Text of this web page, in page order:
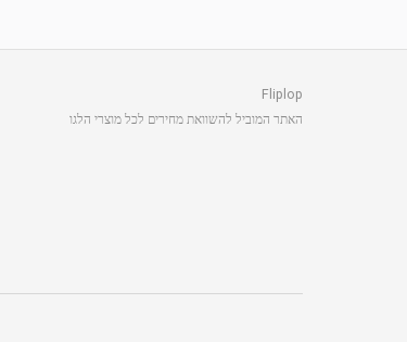
Fliplop
האתר המוביל להשוואת מחירים לכל מוצרי הלגו